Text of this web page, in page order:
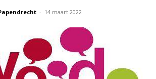
- 14 maart 2022